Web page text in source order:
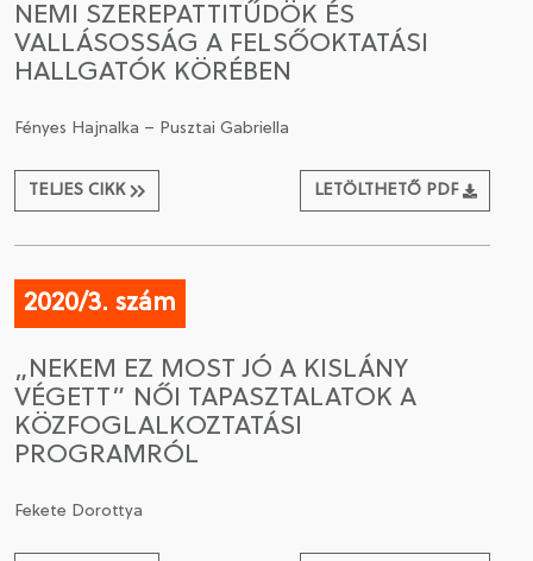
NEMI SZEREPATTITŰDÖK ÉS
VALLÁSOSSÁG A FELSŐOKTATÁSI
HALLGATÓK KÖRÉBEN
Fényes Hajnalka – Pusztai Gabriella
TELJES CIKK LETÖLTHETŐ PDF
2020/3. szám
„NEKEM EZ MOST JÓ A KISLÁNY
VÉGETT” NŐI TAPASZTALATOK A
KÖZFOGLALKOZTATÁSI
PROGRAMRÓL
Fekete Dorottya